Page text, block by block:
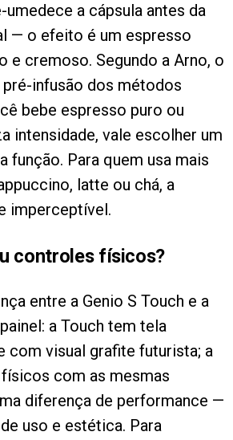
umedece a cápsula antes da
— o efeito é um espresso
e cremoso. Segundo a Arno, o
infusão dos métodos
bebe espresso puro ou
intensidade, vale escolher um
função. Para quem usa mais
latte ou chá, a
imperceptível.
controles físicos?
entre a Genio S Touch e a
a Touch tem tela
com visual grafite futurista; a
com as mesmas
diferença de performance —
uso e estética. Para